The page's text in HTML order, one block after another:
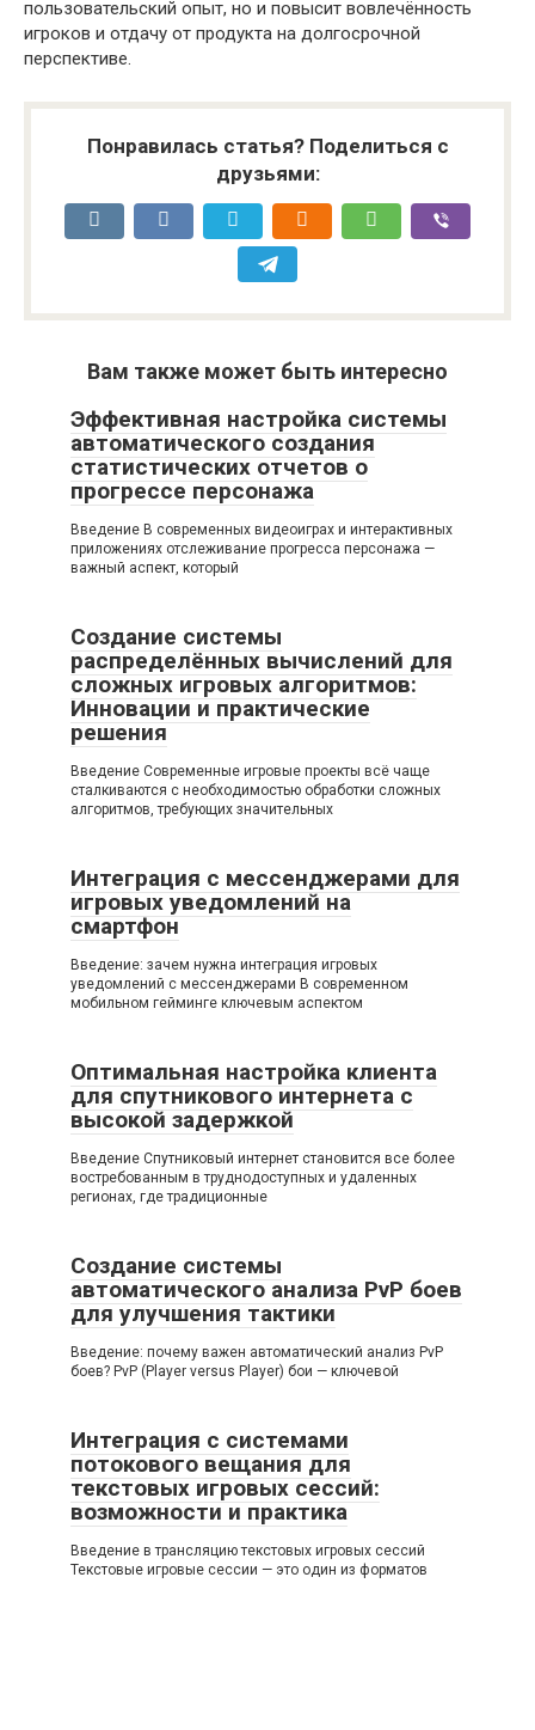
пользовательский опыт, но и повысит вовлечённость
игроков и отдачу от продукта на долгосрочной
перспективе.
Понравилась статья? Поделиться с
друзьями:
Вам также может быть интересно
Эффективная настройка системы
автоматического создания
статистических отчетов о
прогрессе персонажа
Введение В современных видеоиграх и интерактивных
приложениях отслеживание прогресса персонажа —
важный аспект, который
Создание системы
распределённых вычислений для
сложных игровых алгоритмов:
Инновации и практические
решения
Введение Современные игровые проекты всё чаще
сталкиваются с необходимостью обработки сложных
алгоритмов, требующих значительных
Интеграция с мессенджерами для
игровых уведомлений на
смартфон
Введение: зачем нужна интеграция игровых
уведомлений с мессенджерами В современном
мобильном гейминге ключевым аспектом
Оптимальная настройка клиента
для спутникового интернета с
высокой задержкой
Введение Спутниковый интернет становится все более
востребованным в труднодоступных и удаленных
регионах, где традиционные
Создание системы
автоматического анализа PvP боев
для улучшения тактики
Введение: почему важен автоматический анализ PvP
боев? PvP (Player versus Player) бои — ключевой
Интеграция с системами
потокового вещания для
текстовых игровых сессий:
возможности и практика
Введение в трансляцию текстовых игровых сессий
Текстовые игровые сессии — это один из форматов